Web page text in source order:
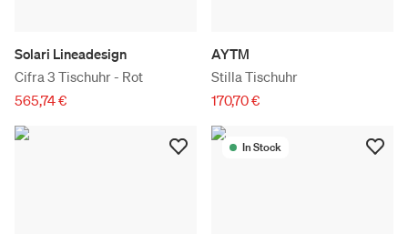
Solari Lineadesign
Cifra 3 Tischuhr - Rot
565,74 €
AYTM
Stilla Tischuhr
170,70 €
In Stock